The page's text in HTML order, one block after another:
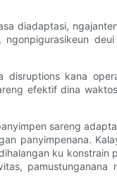
diadaptasi,
ngonpigurasikeun
kana
efektif dina
sareng
panyimpenana.
ku konstrain
pamustunganana